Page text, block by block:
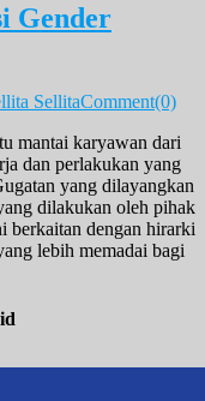
Gender
SellitaComment(0)
mantai karyawan dari
dan perlakukan yang
yang dilayangkan
dilakukan oleh pihak
berkaitan dengan hirarki
lebih memadai bagi